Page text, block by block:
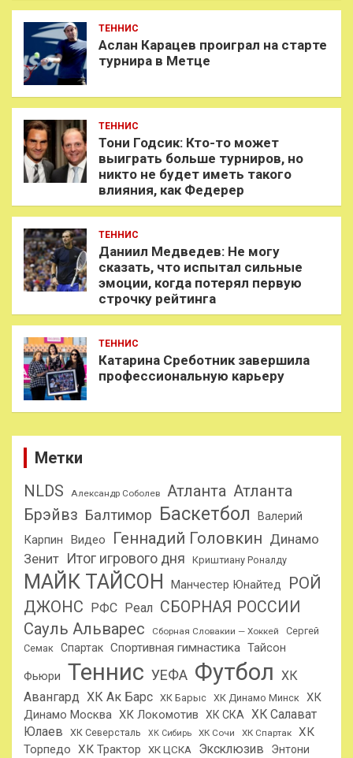
ТЕННИС
Аслан Карацев проиграл на старте
турнира в Метце
ТЕННИС
Тони Годсик: Кто-то может
выиграть больше турниров, но
никто не будет иметь такого
влияния, как Федерер
ТЕННИС
Даниил Медведев: Не могу
сказать, что испытал сильные
эмоции, когда потерял первую
строчку рейтинга
ТЕННИС
Катарина Среботник завершила
профессиональную карьеру
Метки
NLDS
Александр Соболев Атланта Атланта
Брэйвз Балтимор Баскетбол
Валерий
Карпин
Видео Геннадий Головкин Динамо
Зенит Итог игрового дня Криштиану Роналду
МАЙК ТАЙСОН Манчестер Юнайтед
РОЙ
ДЖОНС РФС Реал СБОРНАЯ РОССИИ
Сауль Альварес Сборная Словакии — Хоккей
Сергей
Семак
Спартак Спортивная гимнастика Тайсон
Фьюри Теннис УЕФА Футбол ХК
Авангард ХК Ак Барс ХК Барыс ХК Динамо Минск
ХК
Динамо Москва ХК Локомотив ХК СКА
ХК Салават
Юлаев
ХК Северсталь ХК Сибирь ХК Сочи ХК Спартак
ХК
Торпедо ХК Трактор ХК ЦСКА Эксклюзив
Энтони